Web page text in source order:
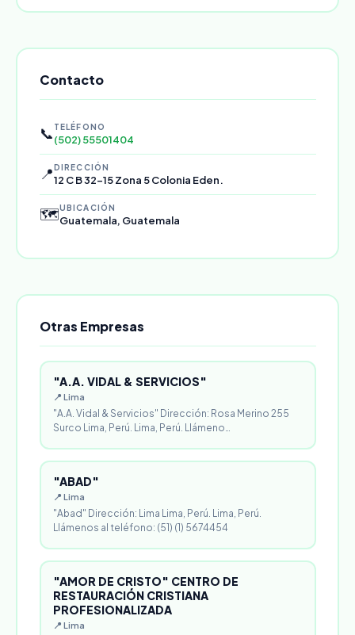
Contacto
📞 TELÉFONO
(502) 55501404
📍DIRECCIÓN
12 C B 32-15 Zona 5 Colonia Eden.
🗺️UBICACIÓN
Guatemala, Guatemala
Otras Empresas
"A.A. VIDAL & SERVICIOS"
📍 Lima
"A.A. Vidal & Servicios" Dirección: Rosa Merino 255
Surco Lima, Perú. Lima, Perú. Llámeno…
"ABAD"
📍 Lima
"Abad" Dirección: Lima Lima, Perú. Lima, Perú.
Llámenos al teléfono: (51) (1) 5674454
"AMOR DE CRISTO" CENTRO DE
RESTAURACIÓN CRISTIANA
PROFESIONALIZADA
📍 Lima